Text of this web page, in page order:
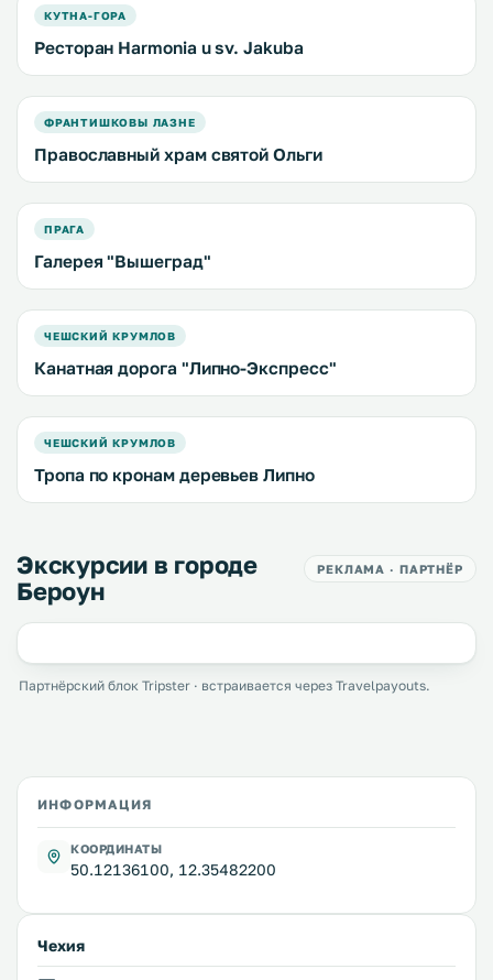
КУТНА-ГОРА
Ресторан Harmonia u sv. Jakuba
ФРАНТИШКОВЫ ЛАЗНЕ
Православный храм святой Ольги
ПРАГА
Галерея "Вышеград"
ЧЕШСКИЙ КРУМЛОВ
Канатная дорога "Липно-Экспресс"
ЧЕШСКИЙ КРУМЛОВ
Тропа по кронам деревьев Липно
Экскурсии в городе
Бероун
РЕКЛАМА · ПАРТНЁР
Партнёрский блок Tripster · встраивается через Travelpayouts.
ИНФОРМАЦИЯ
КООРДИНАТЫ
50.12136100, 12.35482200
Чехия